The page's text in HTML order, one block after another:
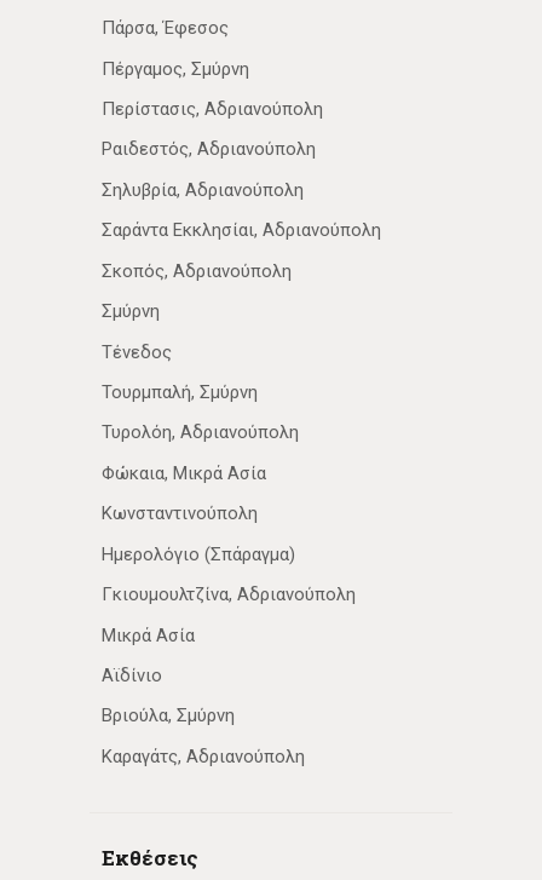
Πάρσα, Έφεσος
Πέργαμος, Σμύρνη
Περίστασις, Αδριανούπολη
Ραιδεστός, Αδριανούπολη
Σηλυβρία, Αδριανούπολη
Σαράντα Εκκλησίαι, Αδριανούπολη
Σκοπός, Αδριανούπολη
Σμύρνη
Τένεδος
Τουρμπαλή, Σμύρνη
Τυρολόη, Αδριανούπολη
Φώκαια, Μικρά Ασία
Κωνσταντινούπολη
Ημερολόγιο (Σπάραγμα)
Γκιουμουλτζίνα, Αδριανούπολη
Μικρά Ασία
Αϊδίνιο
Βριούλα, Σμύρνη
Καραγάτς, Αδριανούπολη
Εκθέσεις